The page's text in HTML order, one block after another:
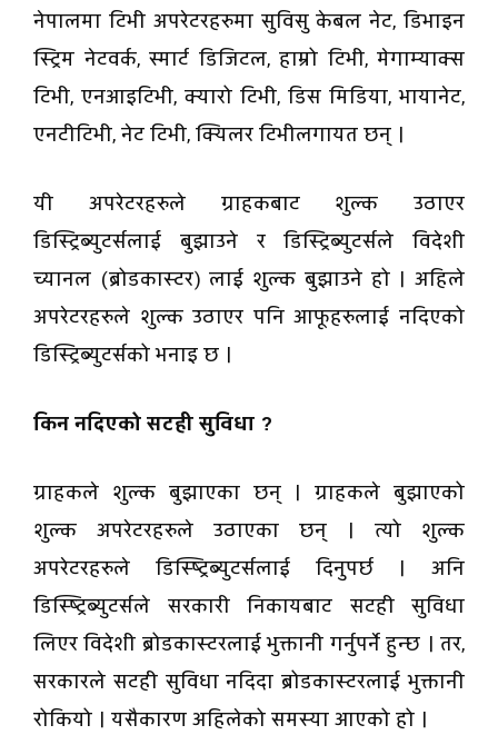
नेपालमा टिभी अपरेटरहरुमा सुविसु केबल नेट, डिभाइन
स्ट्रिम नेटवर्क, स्मार्ट डिजिटल, हाम्रो टिभी, मेगाम्याक्स
टिभी, एनआइटिभी, क्यारो टिभी, डिस मिडिया, भायानेट,
एनटीटिभी, नेट टिभी, क्यिलर टिभीलगायत छन् ।
यी अपरेटरहरुले ग्राहकबाट शुल्क उठाएर
डिस्ट्रिब्युटर्सलाई बुझाउने र डिस्ट्रिब्युटर्सले विदेशी
च्यानल (ब्रोडकास्टर) लाई शुल्क बुझाउने हो । अहिले
अपरेटरहरुले शुल्क उठाएर पनि आफूहरुलाई नदिएको
डिस्ट्रिब्युटर्सको भनाइ छ ।
किन नदिएको सटही सुविधा ?
ग्राहकले शुल्क बुझाएका छन् । ग्राहकले बुझाएको
शुल्क अपरेटरहरुले उठाएका छन् । त्यो शुल्क
अपरेटरहरुले डिस्ष्ट्रिब्युटर्सलाई दिनुपर्छ । अनि
डिस्ष्ट्रिब्युटर्सले सरकारी निकायबाट सटही सुविधा
लिएर विदेशी ब्रोडकास्टरलाई भुक्तानी गर्नुपर्ने हुन्छ । तर,
सरकारले सटही सुविधा नदिदा ब्रोडकास्टरलाई भुक्तानी
रोकियो । यसैकारण अहिलेको समस्या आएको हो ।